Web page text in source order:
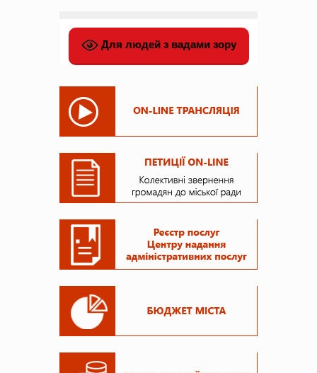
Для людей з вадами зору